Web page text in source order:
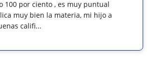
100 por ciento , es muy puntual
muy bien la materia, mi hijo a
califi...